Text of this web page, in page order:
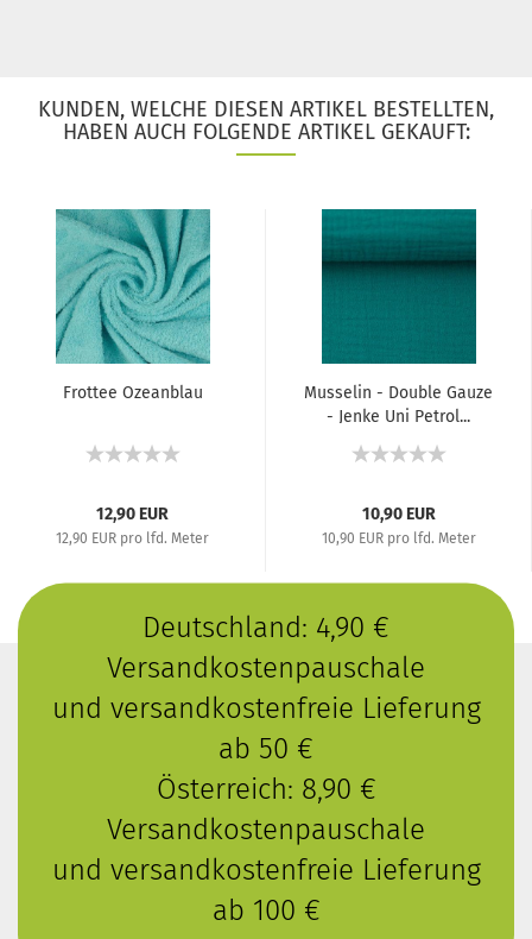
KUNDEN, WELCHE DIESEN ARTIKEL BESTELLTEN,
HABEN AUCH FOLGENDE ARTIKEL GEKAUFT:
Frottee Ozeanblau
12,90 EUR
12,90 EUR pro lfd. Meter
Musselin - Double Gauze
- Jenke Uni Petrol...
10,90 EUR
10,90 EUR pro lfd. Meter
Deutschland: 4,90 €
Versandkostenpauschale
und versandkostenfreie Lieferung
ab 50 €
Österreich: 8,90 €
Versandkostenpauschale
und versandkostenfreie Lieferung
ab 100 €